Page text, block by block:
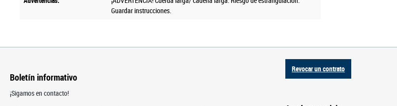
Guardar instrucciones.
Boletín informativo
¡Sigamos en contacto!
Revocar un contrato